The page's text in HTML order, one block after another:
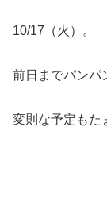
10/17（火）。
前日までパンパ
変則な予定もた